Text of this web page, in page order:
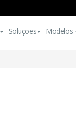
Soluções Modelos